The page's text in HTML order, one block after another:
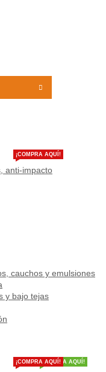
¡COMPRA AQUÍ!
anti-impacto
cauchos y emulsiones
y bajo tejas
¡COMPRA AQUÍ!
¡COMPRA AQUÍ!